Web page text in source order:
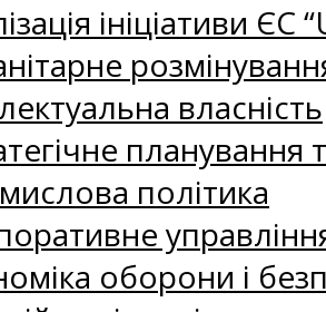
ініціативи ЄС
власність
політика
оборони і